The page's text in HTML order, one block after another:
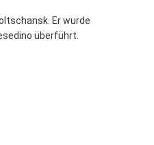
Er wurde
überführt.